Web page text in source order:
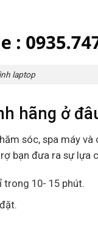
laptop
hãng ở
sóc, spa máy và
bạn đưa ra sự lựa
trong 10- 15 phút.